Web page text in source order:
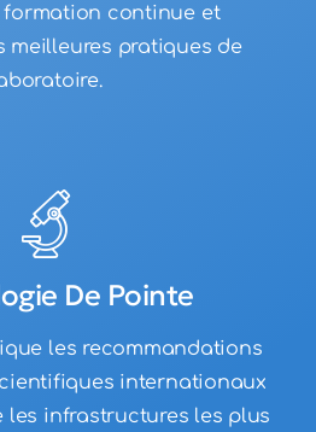
continue et
meilleures pratiques de
De Pointe
les recommandations
internationaux
les infrastructures les plus